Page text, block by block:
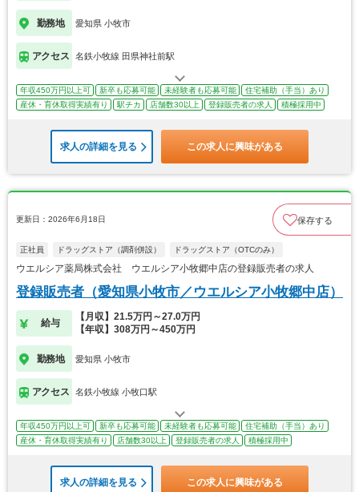
勤務地 愛知県 小牧市
アクセス 名鉄小牧線 田県神社前駅
年収450万円以上可 新卒も応募可能 未経験者も応募可能
住宅補助（手当）あり
産休・育休取得実績有り
駅チカ 店舗数30以上 登録販売者の求人 積極採用中
求人の詳細を見る この求人に興味がある
更新日：2026年6月18日 保存する
正社員 ドラッグストア（調剤併設） ドラッグストア（OTCのみ）
ウエルシア薬局株式会社 ウエルシア小牧郷中店の登録販売者の求人
登録販売者（愛知県小牧市／ウエルシア小牧郷中店）
給与
【月収】21.5万円～27.0万円
【年収】308万円～450万円
勤務地 愛知県 小牧市
アクセス 名鉄小牧線 小牧口駅
年収450万円以上可 新卒も応募可能 未経験者も応募可能
住宅補助（手当）あり
産休・育休取得実績有り
店舗数30以上 登録販売者の求人 積極採用中
求人の詳細を見る この求人に興味がある